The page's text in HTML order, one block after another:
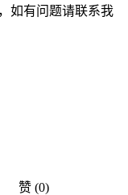
如有问题请联系我
赞 (0)